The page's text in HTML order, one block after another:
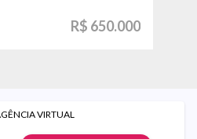
R$ 650.000
VIRTUAL